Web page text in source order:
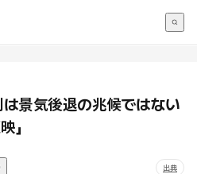
景気後退の兆候ではない
」
出典